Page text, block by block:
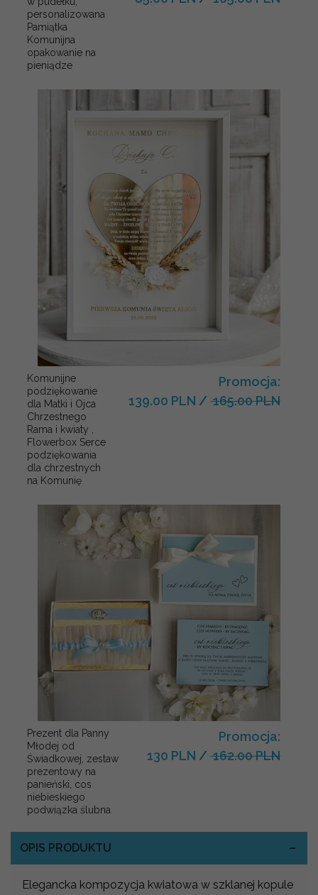
personalizowana
Pamiątka
Komunijna
opakowanie na
pieniądze
Komunijne
podziękowanie
dla Matki i Ojca
Chrzestnego
Rama i kwiaty ,
Flowerbox Serce
podziękowania
dla chrzestnych
na Komunię
Promocja:
139.00 PLN / 165.00 PLN
Prezent dla Panny
Młodej od
Świadkowej, zestaw
prezentowy na
panieński, cos
niebieskiego
podwiązka ślubna
Promocja:
130 PLN / 162.00 PLN
OPIS PRODUKTU
Elegancka kompozycja kwiatowa w szklanej kopule